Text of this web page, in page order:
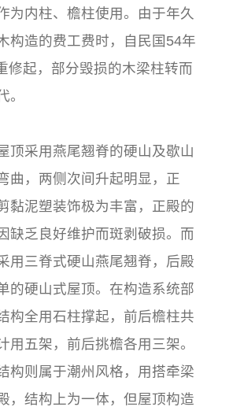
为内柱、檐柱使用。由于年久
构造的费工费时，自民国54年
修起，部分毁损的木梁柱转而
。
顶采用燕尾翘脊的硬山及歇山
曲，两侧次间升起明显，正
黏泥塑装饰极为丰富，正殿的
缺乏良好维护而斑剥破损。而
用三脊式硬山燕尾翘脊，后殿
的硬山式屋顶。在构造系统部
构全用石柱撑起，前后檐柱共
用五架，前后挑檐各用三架。
构则属于潮州风格，用搭牵梁
，结构上为一体，但屋顶构造